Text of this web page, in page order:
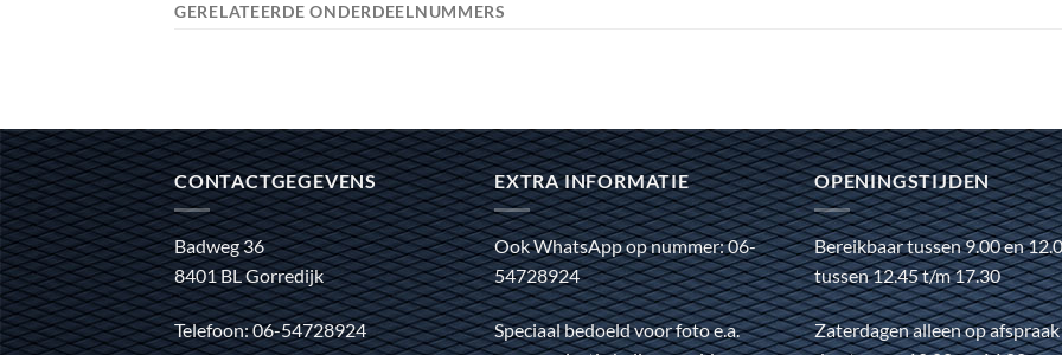
GERELATEERDE ONDERDEELNUMMERS
CONTACTGEGEVENS
Badweg 36
8401 BL Gorredijk
Telefoon: 06-54728924
EXTRA INFORMATIE
Ook WhatsApp op nummer: 06-
54728924
Speciaal bedoeld voor foto e.a.
OPENINGSTIJDEN
Bereikbaar tussen 9.00 en
tussen 12.45 t/m 17.30
Zaterdagen alleen op